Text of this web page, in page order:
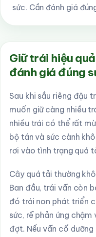
sức. Cần đánh giá
Giữ trái hiệu
đánh giá đúng
Sau khi sầu riêng đậu
muốn giữ càng nhiều
nhiều trái có thể rất
bộ tán và sức cành
rơi vào tình trạng quá
Cây quá tải thường
Ban đầu, trái vẫn còn
đó trái non phát triển
sức, rễ phản ứng
đợt. Nếu vẫn cố